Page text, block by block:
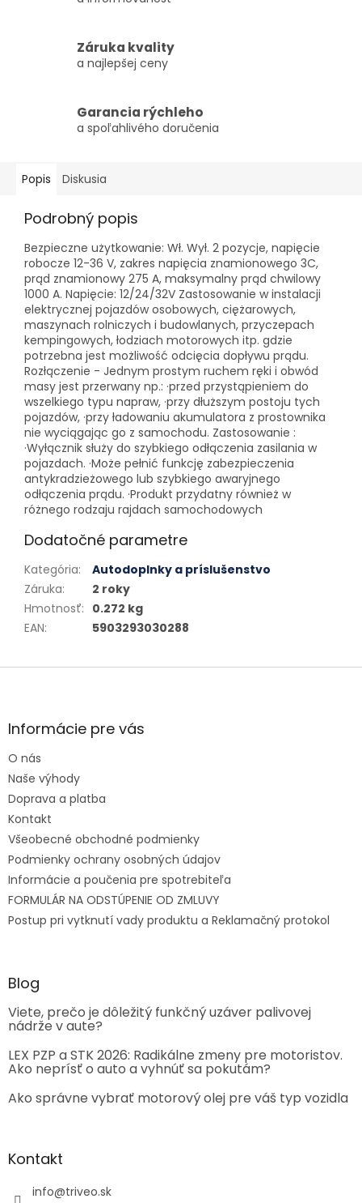
Záruka kvality
a najlepšej ceny
Garancia rýchleho
a spoľahlivého doručenia
Popis Diskusia
Podrobný popis
Bezpieczne użytkowanie: Wł. Wył. 2 pozycje, napięcie
robocze 12-36 V, zakres napięcia znamionowego 3C,
prąd znamionowy 275 A, maksymalny prąd chwilowy
1000 A. Napięcie: 12/24/32V Zastosowanie w instalacji
elektrycznej pojazdów osobowych, ciężarowych,
maszynach rolniczych i budowlanych, przyczepach
kempingowych, łodziach motorowych itp. gdzie
potrzebna jest możliwość odcięcia dopływu prądu.
Rozłączenie - Jednym prostym ruchem ręki i obwód
masy jest przerwany np.: ·przed przystąpieniem do
wszelkiego typu napraw, ·przy dłuższym postoju tych
pojazdów, ·przy ładowaniu akumulatora z prostownika
nie wyciągając go z samochodu. Zastosowanie :
·Wyłącznik służy do szybkiego odłączenia zasilania w
pojazdach. ·Może pełnić funkcję zabezpieczenia
antykradzieżowego lub szybkiego awaryjnego
odłączenia prądu. ·Produkt przydatny również w
różnego rodzaju rajdach samochodowych
Dodatočné parametre
Kategória:
Autodoplnky a príslušenstvo
Záruka:
2 roky
Hmotnosť: 0.272 kg
EAN: 5903293030288
Zápätie
Informácie pre vás
O nás
Naše výhody
Doprava a platba
Kontakt
Všeobecné obchodné podmienky
Podmienky ochrany osobných údajov
Informácie a poučenia pre spotrebiteľa
FORMULÁR NA ODSTÚPENIE OD ZMLUVY
Postup pri vytknutí vady produktu a Reklamačný protokol
Blog
Viete, prečo je dôležitý funkčný uzáver palivovej
nádrže v aute?
LEX PZP a STK 2026: Radikálne zmeny pre motoristov.
Ako neprísť o auto a vyhnúť sa pokutám?
Ako správne vybrať motorový olej pre váš typ vozidla
Kontakt
info@triveo.sk